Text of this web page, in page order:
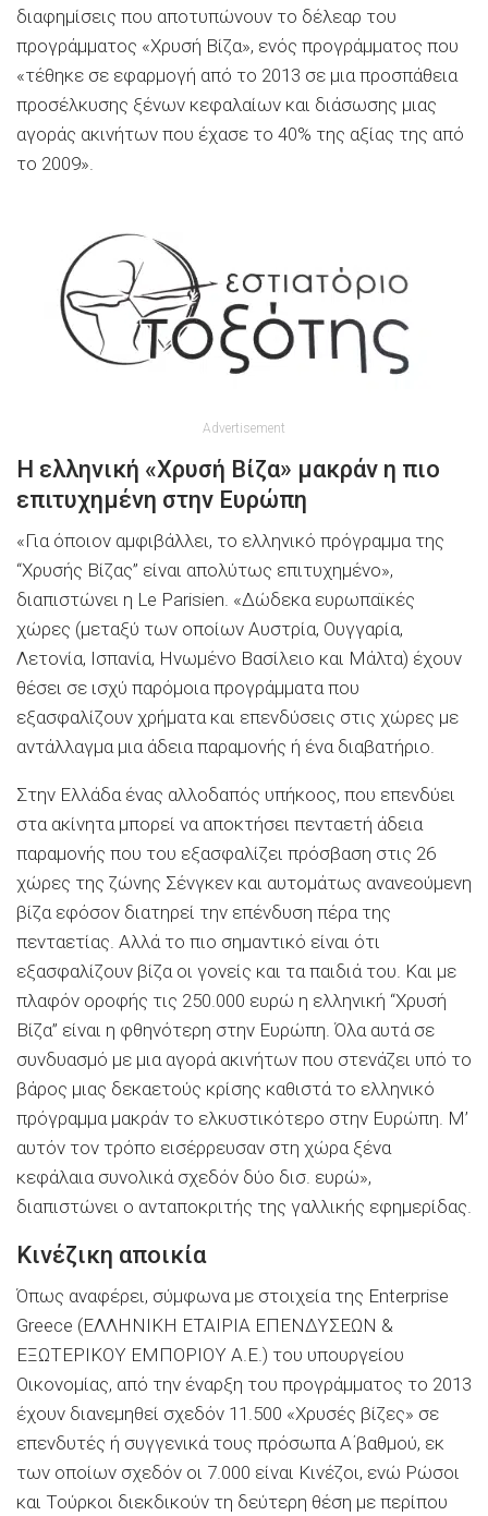
διαφημίσεις που αποτυπώνουν το δέλεαρ του
προγράμματος «Χρυσή Βίζα», ενός προγράμματος που
«τέθηκε σε εφαρμογή από το 2013 σε μια προσπάθεια
προσέλκυσης ξένων κεφαλαίων και διάσωσης μιας
αγοράς ακινήτων που έχασε το 40% της αξίας της από
το 2009».
Advertisement
Η ελληνική «Χρυσή Βίζα» μακράν η πιο
επιτυχημένη στην Ευρώπη
«Για όποιον αμφιβάλλει, το ελληνικό πρόγραμμα της
“Χρυσής Βίζας” είναι απολύτως επιτυχημένο»,
διαπιστώνει η Le Parisien. «Δώδεκα ευρωπαϊκές
χώρες (μεταξύ των οποίων Αυστρία, Ουγγαρία,
Λετονία, Ισπανία, Ηνωμένο Βασίλειο και Μάλτα) έχουν
θέσει σε ισχύ παρόμοια προγράμματα που
εξασφαλίζουν χρήματα και επενδύσεις στις χώρες με
αντάλλαγμα μια άδεια παραμονής ή ένα διαβατήριο.
Στην Ελλάδα ένας αλλοδαπός υπήκοος, που επενδύει
στα ακίνητα μπορεί να αποκτήσει πενταετή άδεια
παραμονής που του εξασφαλίζει πρόσβαση στις 26
χώρες της ζώνης Σένγκεν και αυτομάτως ανανεούμενη
βίζα εφόσον διατηρεί την επένδυση πέρα της
πενταετίας. Αλλά το πιο σημαντικό είναι ότι
εξασφαλίζουν βίζα οι γονείς και τα παιδιά του. Και με
πλαφόν οροφής τις 250.000 ευρώ η ελληνική “Χρυσή
Βίζα” είναι η φθηνότερη στην Ευρώπη. Όλα αυτά σε
συνδυασμό με μια αγορά ακινήτων που στενάζει υπό το
βάρος μιας δεκαετούς κρίσης καθιστά το ελληνικό
πρόγραμμα μακράν το ελκυστικότερο στην Ευρώπη. Μ’
αυτόν τον τρόπο εισέρρευσαν στη χώρα ξένα
κεφάλαια συνολικά σχεδόν δύο δισ. ευρώ»,
διαπιστώνει ο ανταποκριτής της γαλλικής εφημερίδας.
Κινέζικη αποικία
Όπως αναφέρει, σύμφωνα με στοιχεία της Enterprise
Greece (ΕΛΛΗΝΙΚΗ ΕΤΑΙΡΙΑ ΕΠΕΝΔΥΣΕΩΝ &
ΕΞΩΤΕΡΙΚΟΥ ΕΜΠΟΡΙΟΥ Α.Ε.) του υπουργείου
Οικονομίας, από την έναρξη του προγράμματος το 2013
έχουν διανεμηθεί σχεδόν 11.500 «Χρυσές βίζες» σε
επενδυτές ή συγγενικά τους πρόσωπα Α΄βαθμού, εκ
των οποίων σχεδόν οι 7.000 είναι Κινέζοι, ενώ Ρώσοι
και Τούρκοι διεκδικούν τη δεύτερη θέση με περίπου